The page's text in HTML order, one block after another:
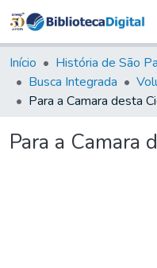
Início História de São
Busca Integrada
Para a Camara desta
Para a Camara